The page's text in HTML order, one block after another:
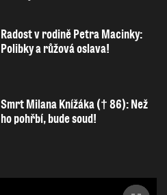
Radost v rodině Petra Macinky:
Polibky a růžová oslava!
Smrt Milana Knížáka († 86): Než
ho pohřbí, bude soud!